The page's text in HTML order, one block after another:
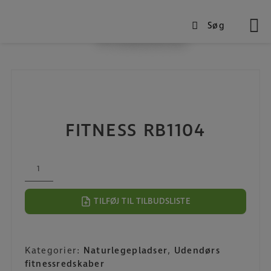
Søg
FITNESS RB1104
antal
TILFØJ TIL TILBUDSLISTE
Kategorier: Naturlegepladser, Udendørs
fitnessredskaber